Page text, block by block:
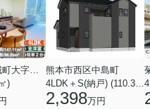
上益城郡益城町大字広崎
)
熊本市西区中島町
4LDK＋S(納戸) (110.37㎡)
2,398万円